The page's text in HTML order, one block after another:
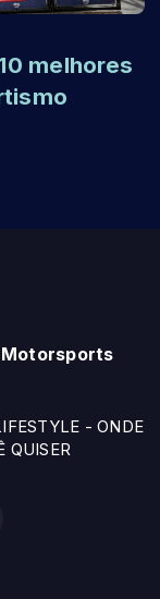
melhores
Motorsports
- ONDE
QUISER